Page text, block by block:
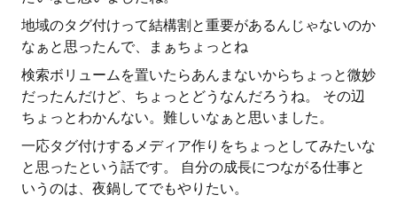
地域のタグ付けって結構割と重要があるんじゃないのか
なぁと思ったんで、まぁちょっとね
検索ボリュームを置いたらあんまないからちょっと微妙
だったんだけど、ちょっとどうなんだろうね。 その辺
ちょっとわかんない。難しいなぁと思いました。
一応タグ付けするメディア作りをちょっとしてみたいな
と思ったという話です。 自分の成長につながる仕事と
いうのは、夜鍋してでもやりたい。